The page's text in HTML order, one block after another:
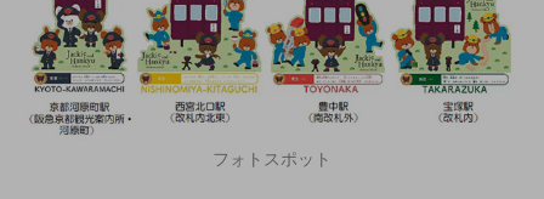
フォトスポット